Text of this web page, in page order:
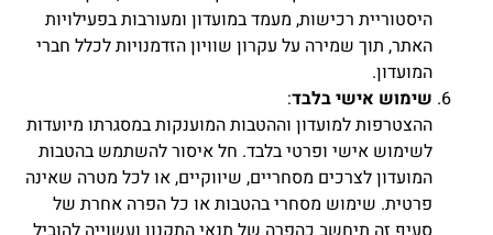
היסטוריית רכישות, מעמד במועדון ומעורבות בפעילויות
האתר, תוך שמירה על עקרון שוויון הזדמנויות לכלל חברי
המועדון.
שימוש אישי בלבד:
ההצטרפות למועדון וההטבות המוענקות במסגרתו מיועדות
לשימוש אישי ופרטי בלבד. חל איסור להשתמש בהטבות
המועדון לצרכים מסחריים, שיווקיים, או לכל מטרה שאינה
פרטית. שימוש מסחרי בהטבות או כל הפרה אחרת של